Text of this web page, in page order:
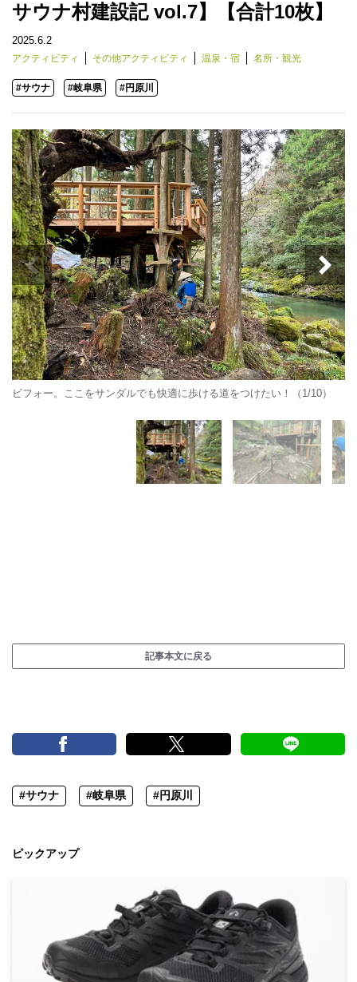
サウナ村建設記 vol.7】【合計10枚】
2025.6.2
アクティビティ その他アクティビティ 温泉・宿 名所・観光
#サウナ #岐阜県 #円原川
ビフォー。ここをサンダルでも快適に歩ける道をつけたい！（1/10）
記事本文に戻る
#サウナ #岐阜県 #円原川
ピックアップ